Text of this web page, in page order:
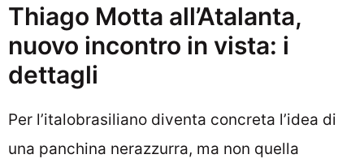
Thiago Motta all’Atalanta,
nuovo incontro in vista: i
dettagli
Per l’italobrasiliano diventa concreta l’idea di
una panchina nerazzurra, ma non quella